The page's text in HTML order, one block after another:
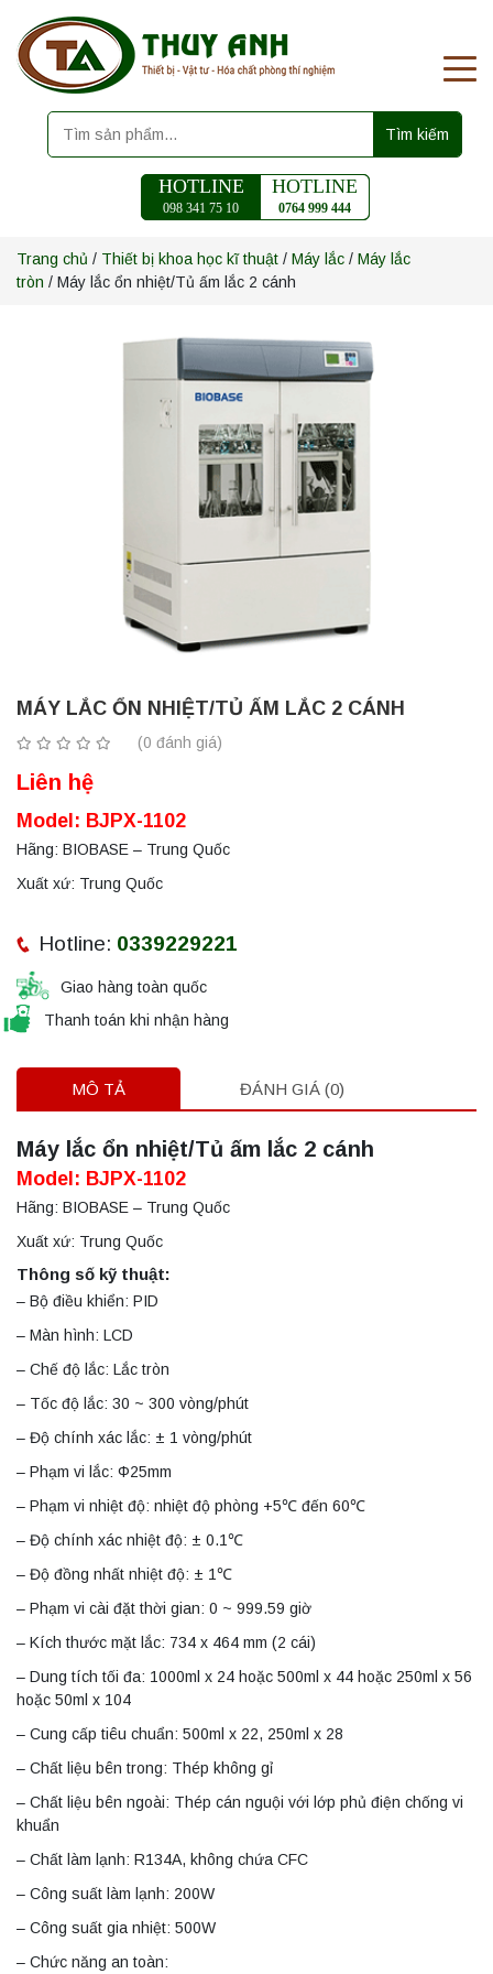
Tìm kiếm
HOTLINE
098 341 75 10
HOTLINE
0764 999 444
Trang chủ / Thiết bị khoa học kĩ thuật / Máy lắc / Máy lắc
tròn / Máy lắc ổn nhiệt/Tủ ấm lắc 2 cánh
MÁY LẮC ỔN NHIỆT/TỦ ẤM LẮC 2 CÁNH
(0 đánh giá)
Liên hệ
Model: BJPX-1102
Hãng: BIOBASE – Trung Quốc
Xuất xứ: Trung Quốc
Hotline: 0339229221
Giao hàng toàn quốc
Thanh toán khi nhận hàng
MÔ TẢ ĐÁNH GIÁ (0)
Máy lắc ổn nhiệt/Tủ ấm lắc 2 cánh
Model: BJPX-1102
Hãng: BIOBASE – Trung Quốc
Xuất xứ: Trung Quốc
Thông số kỹ thuật:
– Bộ điều khiển: PID
– Màn hình: LCD
– Chế độ lắc: Lắc tròn
– Tốc độ lắc: 30 ~ 300 vòng/phút
– Độ chính xác lắc: ± 1 vòng/phút
– Phạm vi lắc: Φ25mm
– Phạm vi nhiệt độ: nhiệt độ phòng +5℃ đến 60℃
– Độ chính xác nhiệt độ: ± 0.1℃
– Độ đồng nhất nhiệt độ: ± 1℃
– Phạm vi cài đặt thời gian: 0 ~ 999.59 giờ
– Kích thước mặt lắc: 734 x 464 mm (2 cái)
– Dung tích tối đa: 1000ml x 24 hoặc 500ml x 44 hoặc 250ml x 56
hoặc 50ml x 104
– Cung cấp tiêu chuẩn: 500ml x 22, 250ml x 28
– Chất liệu bên trong: Thép không gỉ
– Chất liệu bên ngoài: Thép cán nguội với lớp phủ điện chống vi
khuẩn
– Chất làm lạnh: R134A, không chứa CFC
– Công suất làm lạnh: 200W
– Công suất gia nhiệt: 500W
– Chức năng an toàn: